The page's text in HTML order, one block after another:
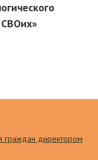
граждан директором